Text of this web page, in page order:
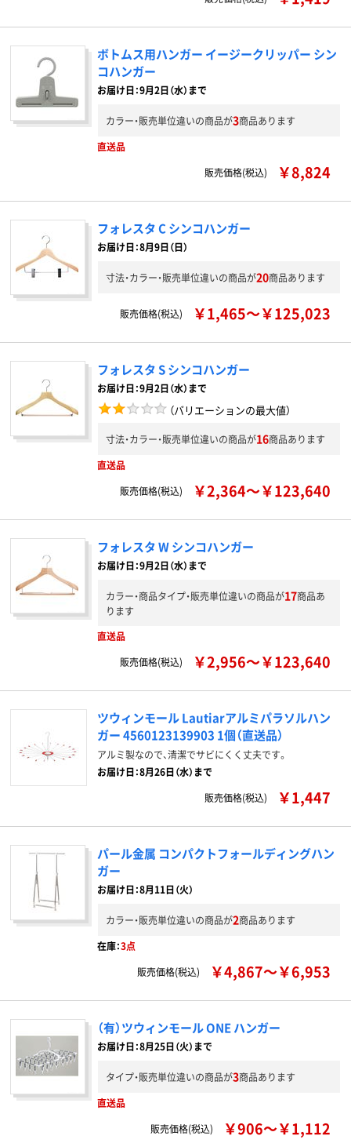
ボトムス用ハンガー イージークリッパー シン
コハンガー
お届け日：9月2日（水）まで
カラー・販売単位違いの商品が3商品あります
直送品
販売価格(税込)
￥8,824
フォレスタ C シンコハンガー
お届け日：8月9日（日）
寸法・カラー・販売単位違いの商品が20商品あります
販売価格(税込) ￥1,465～￥125,023
フォレスタ S シンコハンガー
お届け日：9月2日（水）まで
（バリエーションの最大値）
寸法・カラー・販売単位違いの商品が16商品あります
直送品
販売価格(税込)
￥2,364～￥123,640
フォレスタ W シンコハンガー
お届け日：9月2日（水）まで
カラー・商品タイプ・販売単位違いの商品が17商品あ
ります
直送品
販売価格(税込)
￥2,956～￥123,640
ツウィンモール Lautiarアルミパラソルハン
ガー 4560123139903 1個（直送品）
アルミ製なので、清潔でサビにくく丈夫です。
お届け日：8月26日（水）まで
販売価格(税込)
￥1,447
パール金属 コンパクトフォールディングハン
ガー
お届け日：8月11日（火）
カラー・販売単位違いの商品が2商品あります
在庫：3点
販売価格(税込)
￥4,867～￥6,953
（有）ツウィンモール ONE ハンガー
お届け日：8月25日（火）まで
タイプ・販売単位違いの商品が3商品あります
直送品
販売価格(税込)
￥906～￥1,112